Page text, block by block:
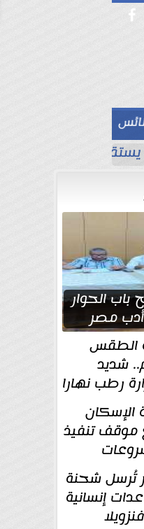

ملك البحرين
الحوار
مصر
الطقس
شديد
رطب نهارا
للحرارة رطب
الإسكان
موقف تنفيذ
المركزي
تُرسل شحنة
إنسانية